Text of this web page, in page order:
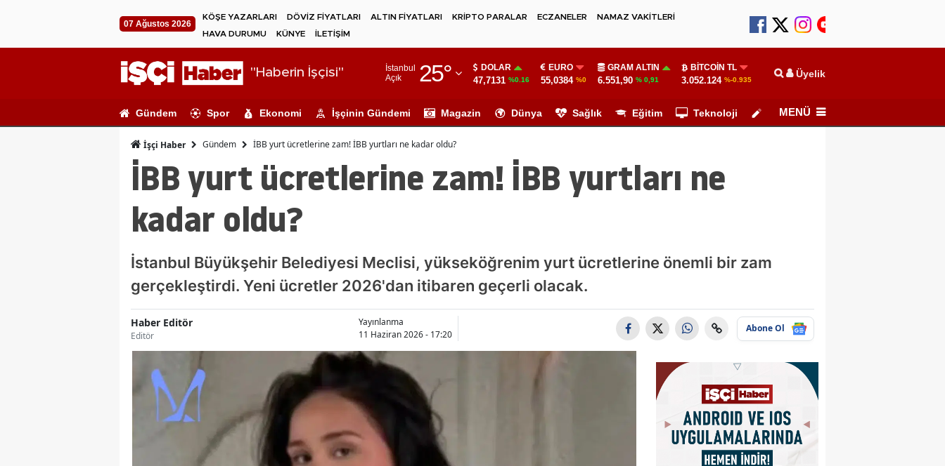
07 Ağustos 2026
KÖŞE YAZARLARI DÖVİZ FİYATLARI ALTIN FİYATLARI KRİPTO PARALAR ECZANELER
NAMAZ VAKİTLERİ
HAVA DURUMU
KÜNYE İLETİŞİM
"Haberin İşçisi"
İstanbul
Açık
25°
Adıyaman
Ağrı
Ankara
Aydın
Bilecik
Bitlis
DOLAR
47,7131 %0.16
EURO
55,0384 %0
GRAM ALTIN
6.551,90 % 0,91
BITCOIN TL
3.052.124 %-0.935 Üyelik
Gündem Spor Ekonomi İşçinin Gündemi Magazin Dünya Sağlık Eğitim Teknoloji Köşe Yazarları
MENÜ
İşçi Haber Gündem İBB yurt ücretlerine zam! İBB yurtları ne kadar oldu?
İBB yurt ücretlerine zam! İBB yurtları ne
kadar oldu?
İstanbul Büyükşehir Belediyesi Meclisi, yükseköğrenim yurt ücretlerine önemli bir zam
gerçekleştirdi. Yeni ücretler 2026'dan itibaren geçerli olacak.
Haber Editör
Editör
Yayınlanma
11 Haziran 2026 - 17:20
Abone Ol